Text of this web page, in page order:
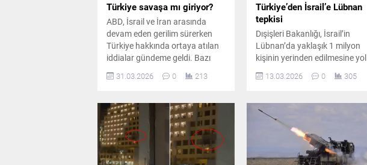
Türkiye savaşa mı giriyor?
ABD, İsrail ve İran arasında
devam eden gerilim sürerken
Türkiye hakkında ortaya atılan
iddialar gündeme geldi. Bazı
medya organları ve sosyal
medya paylaşımlarında
yönünde öne sürülen ifadeler
tartışma yarattı.
31.03.2026 0 213
Türkiye’den İsrail’e Lübnan
tepkisi
Dışişleri Bakanlığı, İsrail’in
Lübnan’da yaklaşık 1 milyon
kişinin yerinden edilmesine yol
açtığı belirtilen saldırılarını
kınadı. Açıklamada saldırıların
ihlali olduğu ve bölgesel
istikrarsızlığı artırdığı
vurgulandı.
13.03.2026 0 305